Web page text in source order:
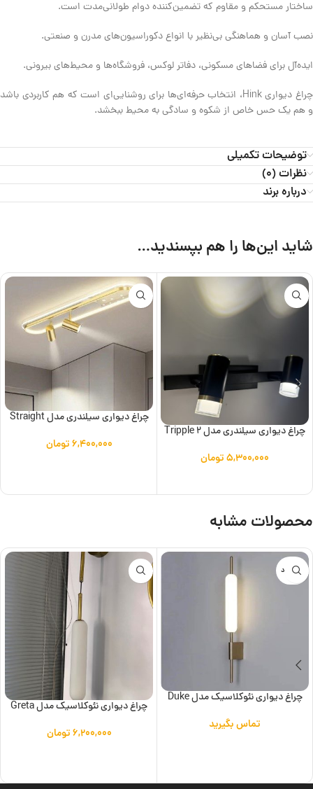
ساختار مستحکم و مقاوم که تضمین‌کننده دوام طولانی‌مدت است.
نصب آسان و هماهنگی بی‌نظیر با انواع دکوراسیون‌های مدرن و صنعتی.
ایده‌آل برای فضاهای مسکونی، دفاتر لوکس، فروشگاه‌ها و محیط‌های بیرونی.
چراغ دیواری Hink، انتخاب حرفه‌ای‌ها برای روشنایی‌ای است که هم کاربردی باشد
و هم یک حس خاص از شکوه و سادگی به محیط ببخشد.
توضیحات تکمیلی
نظرات (0)
درباره برند
شاید این‌ها را هم بپسندید…
چراغ دیواری سیلندری مدل Tripple 2
۵,۳۰۰,۰۰۰تومان
چراغ دیواری سیلندری مدل Straight
۶,۴۰۰,۰۰۰تومان
محصولات مشابه
ناموجود
چراغ دیواری نئوکلاسیک مدل Duke
تماس بگیرید
چراغ دیواری نئوکلاسیک مدل Greta
۶,۲۰۰,۰۰۰تومان